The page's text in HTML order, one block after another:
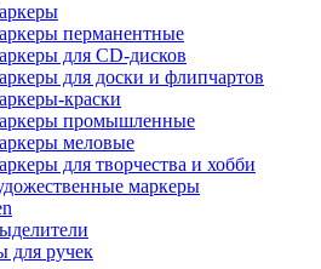
перманентные
для CD-дисков
для доски и флипчартов
краски
промышленные
меловые
для творчества и хобби
маркеры
для ручек